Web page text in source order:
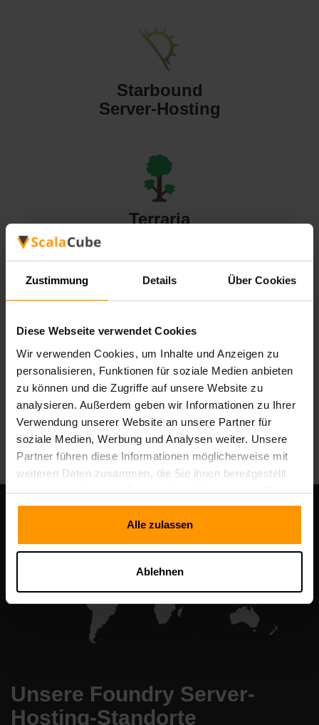
Zustimmung Details Über Cookies
Diese Webseite verwendet Cookies
Wir verwenden Cookies, um Inhalte und Anzeigen zu
personalisieren, Funktionen für soziale Medien anbieten
zu können und die Zugriffe auf unsere Website zu
analysieren. Außerdem geben wir Informationen zu Ihrer
Verwendung unserer Website an unsere Partner für
soziale Medien, Werbung und Analysen weiter. Unsere
Partner führen diese Informationen möglicherweise mit
weiteren Daten zusammen, die Sie ihnen bereitgestellt
haben oder die sie im Rahmen Ihrer Nutzung der Dienste
gesammelt haben.
Alle zulassen
Ablehnen
Starbound
Server-Hosting
Terraria
Server-Hosting
Valheim
Server-Hosting
All Games
Unsere Foundry Server-
Hosting-Standorte